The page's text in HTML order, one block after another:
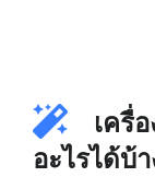
เครื่
อะไรได้บ้า